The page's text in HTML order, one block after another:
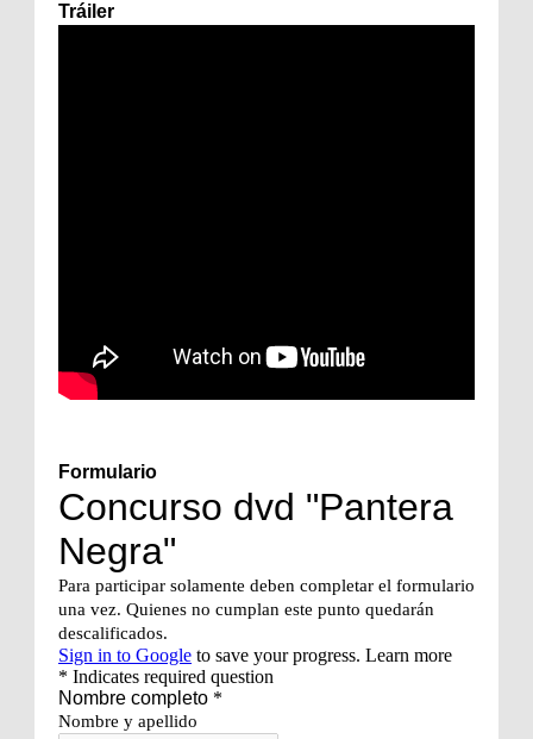
Tráiler
Formulario